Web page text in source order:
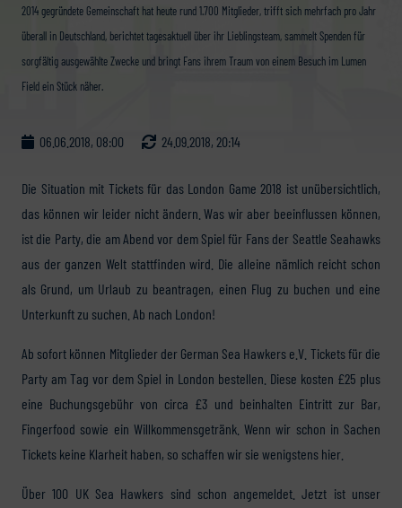
2014 gegründete Gemeinschaft hat heute rund 1.700 Mitglieder, trifft sich mehrfach pro Jahr
überall in Deutschland, berichtet tagesaktuell über ihr Lieblingsteam, sammelt Spenden für
sorgfältig ausgewählte Zwecke und bringt Fans ihrem Traum von einem Besuch im Lumen
Field ein Stück näher.
06.06.2018, 08:00 24.09.2018, 20:14
Die Situation mit Tickets für das London Game 2018 ist unübersichtlich,
das können wir leider nicht ändern. Was wir aber beeinflussen können,
ist die Party, die am Abend vor dem Spiel für Fans der Seattle Seahawks
aus der ganzen Welt stattfinden wird. Die alleine nämlich reicht schon
als Grund, um Urlaub zu beantragen, einen Flug zu buchen und eine
Unterkunft zu suchen. Ab nach London!
Ab sofort können Mitglieder der German Sea Hawkers e.V. Tickets für die
Party am Tag vor dem Spiel in London bestellen. Diese kosten £25 plus
eine Buchungsgebühr von circa £3 und beinhalten Eintritt zur Bar,
Fingerfood sowie ein Willkommensgetränk. Wenn wir schon in Sachen
Tickets keine Klarheit haben, so schaffen wir sie wenigstens hier.
Über 100 UK Sea Hawkers sind schon angemeldet. Jetzt ist unser